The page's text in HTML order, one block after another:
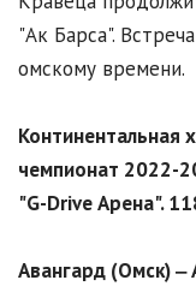
"Ак Барса".
омскому времени.
Континентальная
чемпионат 2022-
"G-Drive Арена".
Авангард (Омск) ‒